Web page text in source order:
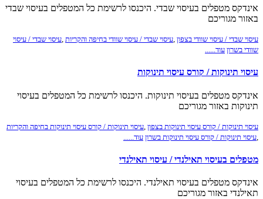
אינדקס מטפלים בעיסוי שבדי. היכנסו לרשימת כל המטפלים בעיסוי שבדי
באזור מגוריכם
עיסוי שבדי / עיסוי שוודי בצפון עיסוי שבדי / עיסוי שוודי בחיפה והקריות עיסוי שבדי / עיסוי
שוודי בשרון עוד......
עיסוי תינוקות / קורס עיסוי תינוקות
אינדקס מטפלים בעיסוי תינוקות. היכנסו לרשימת כל המטפלים בעיסוי
תינוקות באזור מגוריכם
עיסוי תינוקות / קורס עיסוי תינוקות בצפון עיסוי תינוקות / קורס עיסוי תינוקות בחיפה והקריות
עיסוי תינוקות / קורס עיסוי תינוקות בשרון עוד......
מטפלים בעיסוי תאילנדי / עיסוי תאילנדי
אינדקס מטפלים בעיסוי תאילנדי. היכנסו לרשימת כל המטפלים בעיסוי
תאילנדי באזור מגוריכם